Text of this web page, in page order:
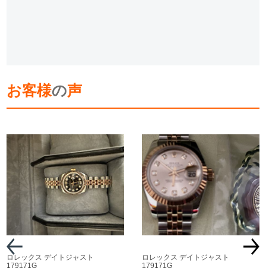
お客様の声
ロレックス デイトジャスト
179171G
ロレックス デイトジャスト
179171G